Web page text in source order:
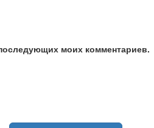
моих комментариев.